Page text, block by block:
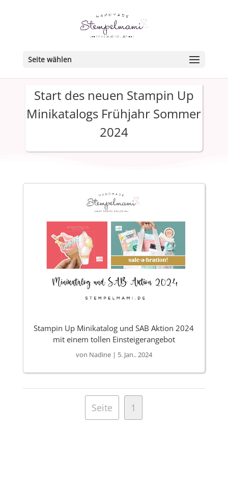
Seite wählen
Start des neuen Stampin Up
Minikatalogs Frühjahr Sommer
2024
Stampin Up Minikatalog und SAB Aktion 2024
mit einem tollen Einsteigerangebot
von Nadine| 5. Jan.. 2024
Seite 1